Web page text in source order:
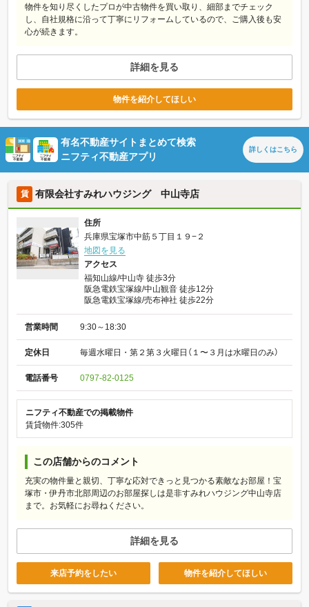
物件を知り尽くしたプロが中古物件を買い取り、細部までチェック
し、自社規格に沿って丁寧にリフォームしているので、ご購入後も安
心が続きます。
詳細を見る
物件を紹介してほしい
有名不動産サイトまとめて検索
ニフティ不動産アプリ
詳しくはこちら
賃 有限会社すみれハウジング 中山寺店
住所
兵庫県宝塚市中筋５丁目１９−２
地図を見る
アクセス
福知山線/中山寺 徒歩3分
阪急電鉄宝塚線/中山観音 徒歩12分
阪急電鉄宝塚線/売布神社 徒歩22分
営業時間 9:30～18:30
定休日 毎週水曜日・第２第３火曜日（１〜３月は水曜日のみ）
電話番号 0797-82-0125
ニフティ不動産での掲載物件
賃貸物件:305件
この店舗からのコメント
充実の物件量と親切、丁寧な応対できっと見つかる素敵なお部屋！宝
塚市・伊丹市北部周辺のお部屋探しは是非すみれハウジング中山寺店
まで。お気軽にお尋ねください。
詳細を見る
来店予約をしたい 物件を紹介してほしい